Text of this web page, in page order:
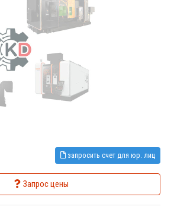
запросить счет для юр. лиц
Запрос цены